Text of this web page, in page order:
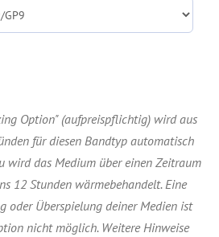
Option" (aufpreispflichtig) wird aus
für diesen Bandtyp automatisch
wird das Medium über einen Zeitraum
12 Stunden wärmebehandelt. Eine
oder Überspielung deiner Medien ist
nicht möglich. Weitere Hinweise